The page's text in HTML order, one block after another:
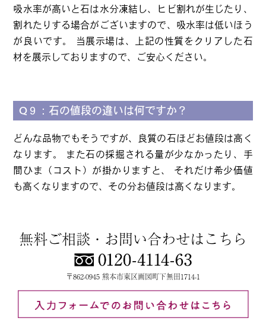
吸水率が高いと石は水分凍結し、ヒビ割れが生じたり、
割れたりする場合がございますので、吸水率は低いほう
が良いです。 当展示場は、上記の性質をクリアした石
材を展示しておりますので、ご安心ください。
Q９：石の値段の違いは何ですか？
どんな品物でもそうですが、良質の石ほどお値段は高く
なります。 また石の採掘される量が少なかったり、手
間ひま（コスト）が掛かりますと、 それだけ希少価値
も高くなりますので、その分お値段は高くなります。
無料ご相談・お問い合わせはこちら
〒862-0945 熊本市東区画図町下無田1714-1